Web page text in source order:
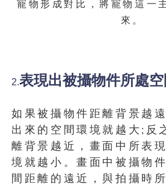
寵物形成對比，將寵物這一
來。
2.表現出被攝物件所處
如果被攝物件距離背景越
出來的空間環境就越大 ; 反
離背景越近，畫面中所表
境就越小。畫面中被攝物
間距離的遠近，與拍攝時